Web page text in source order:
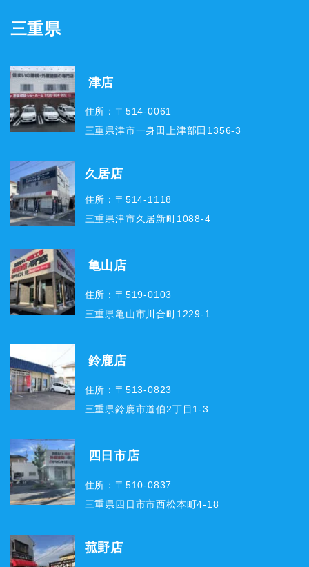
三重県
津店
住所：〒514-0061
三重県津市一身田上津部田1356-3
久居店
住所：〒514-1118
三重県津市久居新町1088-4
亀山店
住所：〒519-0103
三重県亀山市川合町1229-1
鈴鹿店
住所：〒513-0823
三重県鈴鹿市道伯2丁目1-3
四日市店
住所：〒510-0837
三重県四日市市西松本町4-18
菰野店